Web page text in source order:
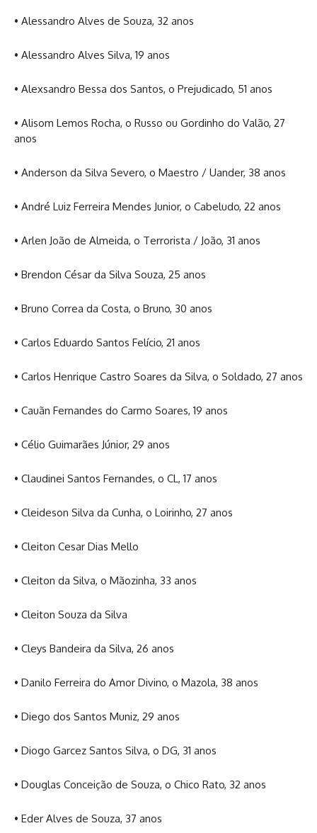
• Alessandro Alves de Souza, 32 anos
• Alessandro Alves Silva, 19 anos
• Alexsandro Bessa dos Santos, o Prejudicado, 51 anos
• Alisom Lemos Rocha, o Russo ou Gordinho do Valão, 27
anos
• Anderson da Silva Severo, o Maestro / Uander, 38 anos
• André Luiz Ferreira Mendes Junior, o Cabeludo, 22 anos
• Arlen João de Almeida, o Terrorista / João, 31 anos
• Brendon César da Silva Souza, 25 anos
• Bruno Correa da Costa, o Bruno, 30 anos
• Carlos Eduardo Santos Felício, 21 anos
• Carlos Henrique Castro Soares da Silva, o Soldado, 27 anos
• Cauãn Fernandes do Carmo Soares, 19 anos
• Célio Guimarães Júnior, 29 anos
• Claudinei Santos Fernandes, o CL, 17 anos
• Cleideson Silva da Cunha, o Loirinho, 27 anos
• Cleiton Cesar Dias Mello
• Cleiton da Silva, o Mãozinha, 33 anos
• Cleiton Souza da Silva
• Cleys Bandeira da Silva, 26 anos
• Danilo Ferreira do Amor Divino, o Mazola, 38 anos
• Diego dos Santos Muniz, 29 anos
• Diogo Garcez Santos Silva, o DG, 31 anos
• Douglas Conceição de Souza, o Chico Rato, 32 anos
• Eder Alves de Souza, 37 anos